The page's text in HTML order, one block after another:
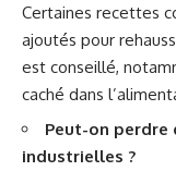
Certaines recettes
ajoutés pour
est conseillé,
caché dans
Peut-on perdre
industrielles ?